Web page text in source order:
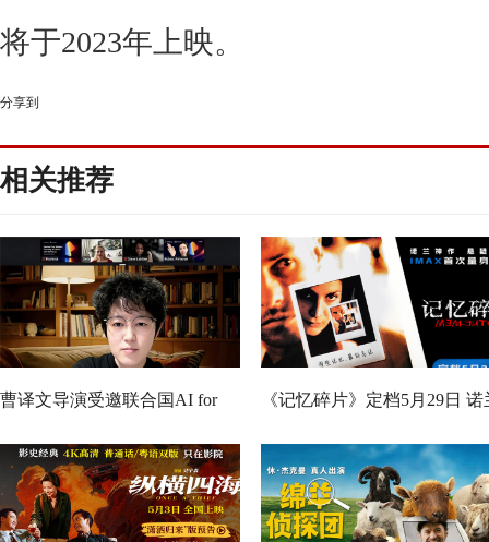
将于2023年上映。
分享到
相关推荐
曹译文导演受邀联合国AI for
Good全球峰会 以AI影像传递向
善力量
《记忆碎片》定档5月29日 诺
神作IMAX首次量身定制